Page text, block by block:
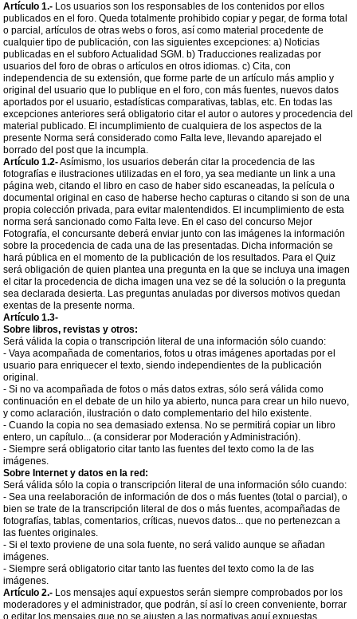
Artículo 1.- Los usuarios son los responsables de los contenidos por ellos
publicados en el foro. Queda totalmente prohibido copiar y pegar, de forma total
o parcial, artículos de otras webs o foros, así como material procedente de
cualquier tipo de publicación, con las siguientes excepciones: a) Noticias
publicadas en el subforo Actualidad SGM. b) Traducciones realizadas por
usuarios del foro de obras o artículos en otros idiomas. c) Cita, con
independencia de su extensión, que forme parte de un artículo más amplio y
original del usuario que lo publique en el foro, con más fuentes, nuevos datos
aportados por el usuario, estadísticas comparativas, tablas, etc. En todas las
excepciones anteriores será obligatorio citar el autor o autores y procedencia del
material publicado. El incumplimiento de cualquiera de los aspectos de la
presente Norma será considerado como Falta leve, llevando aparejado el
borrado del post que la incumpla.
Artículo 1.2-Asímismo, los usuarios deberán citar la procedencia de las
fotografías e ilustraciones utilizadas en el foro, ya sea mediante un link a una
página web, citando el libro en caso de haber sido escaneadas, la película o
documental original en caso de haberse hecho capturas o citando si son de una
propia colección privada, para evitar malentendidos. El incumplimiento de esta
norma será sancionado como Falta leve. En el caso del concurso Mejor
Fotografía, el concursante deberá enviar junto con las imágenes la información
sobre la procedencia de cada una de las presentadas. Dicha información se
hará pública en el momento de la publicación de los resultados. Para el Quiz
será obligación de quien plantea una pregunta en la que se incluya una imagen
el citar la procedencia de dicha imagen una vez se dé la solución o la pregunta
sea declarada desierta. Las preguntas anuladas por diversos motivos quedan
exentas de la presente norma.
Artículo 1.3-
Sobre libros, revistas y otros:
Será válida la copia o transcripción literal de una información sólo cuando:
- Vaya acompañada de comentarios, fotos u otras imágenes aportadas por el
usuario para enriquecer el texto, siendo independientes de la publicación
original.
- Si no va acompañada de fotos o más datos extras, sólo será válida como
continuación en el debate de un hilo ya abierto, nunca para crear un hilo nuevo,
y como aclaración, ilustración o dato complementario del hilo existente.
- Cuando la copia no sea demasiado extensa. No se permitirá copiar un libro
entero, un capítulo... (a considerar por Moderación y Administración).
- Siempre será obligatorio citar tanto las fuentes del texto como la de las
imágenes.
Sobre Internet y datos en la red:
Será válida sólo la copia o transcripción literal de una información sólo cuando:
- Sea una reelaboración de información de dos o más fuentes (total o parcial), o
bien se trate de la transcripción literal de dos o más fuentes, acompañadas de
fotografías, tablas, comentarios, críticas, nuevos datos... que no pertenezcan a
las fuentes originales.
- Si el texto proviene de una sola fuente, no será valido aunque se añadan
imágenes.
- Siempre será obligatorio citar tanto las fuentes del texto como la de las
imágenes.
Artículo 2.- Los mensajes aquí expuestos serán siempre comprobados por los
moderadores y el administrador, que podrán, sí así lo creen conveniente, borrar
o editar los mensajes que no se ajusten a las normativas aquí expuestas.